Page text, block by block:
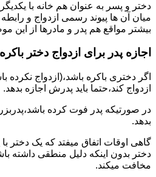
دختر و پسر به عنوان هم خانه با
میان آن ها پیوند رسمی ازدواج و
بیشتر مواقع هم پدر و مادرها از این
اجازه پدر برای ازدواج دختر
اگر دختری باکره باشد،(ازدواج نکرده
ازدواج کند،حتما باید پدرش اجازه بدهد.
در صورتیکه پدر فوت کرده
بدهد.
گاهی اوقات اتفاق میفتد که یک دختر
دختر بدون اینکه دلیل منطقی داشته
مخافت میکند.